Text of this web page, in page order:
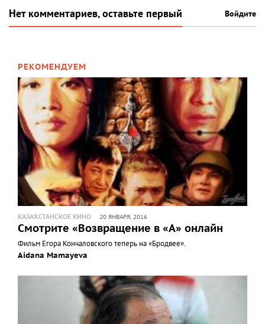
Нет комментариев, оставьте первый Войдите
РЕКОМЕНДУЕМ
КАЗАХСТАНСКОЕ КИНО 20 ЯНВАРЯ, 2016
Смотрите «Возвращение в «А» онлайн
Фильм Егора Кончаловского теперь на «Бродвее».
Aidana Mamayeva